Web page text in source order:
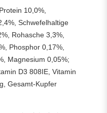
Protein 10,0%,
Schwefelhaltige
Rohasche 3,3%,
Phosphor 0,17%,
Magnesium 0,05%;
D3 808IE, Vitamin
Gesamt-Kupfer